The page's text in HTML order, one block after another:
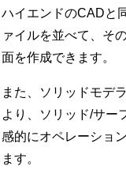
ハイエンドのCADと
ァイルを並べて、そ
面を作成できます。
また、ソリッドモデ
より、ソリッド/サー
感的にオペレーショ
ます。